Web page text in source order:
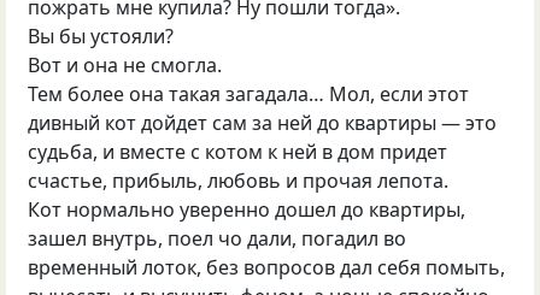
пожрать мне купила? Ну пошли тогда».
Вы бы устояли?
Вот и она не смогла.
Тем более она такая загадала… Мол, если этот
дивный кот дойдет сам за ней до квартиры — это
судьба, и вместе с котом к ней в дом придет
счастье, прибыль, любовь и прочая лепота.
Кот нормально уверенно дошел до квартиры,
зашел внутрь, поел чо дали, погадил во
временный лоток, без вопросов дал себя помыть,